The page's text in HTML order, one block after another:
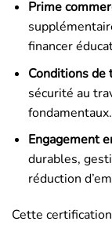
Prime
financer
Conditions de
sécurité au
fondamentaux.
Engagement
durables,
réduction
Cette